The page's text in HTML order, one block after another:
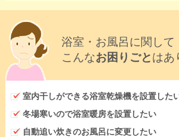
浴室・お風呂に関して
こんなお困りごとはあ
室内干しができる浴室乾燥機を設置した
冬場寒いので浴室暖房を設置したい
自動追い炊きのお風呂に変更したい